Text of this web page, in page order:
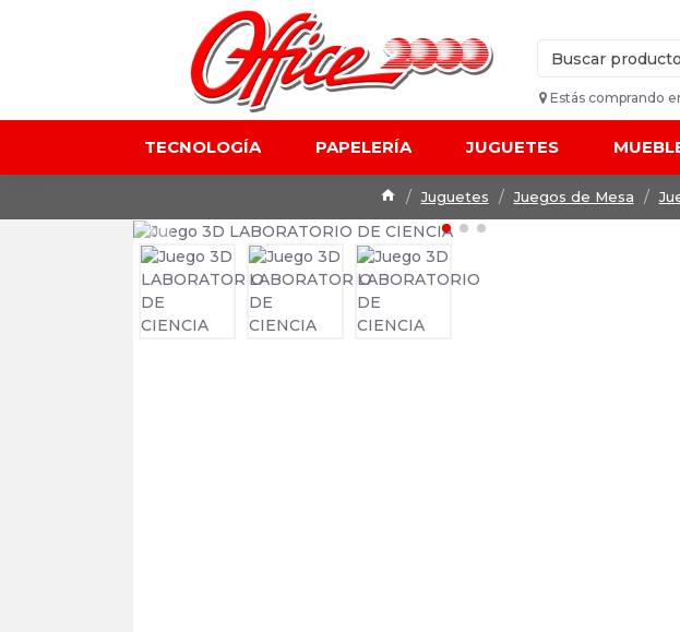
Estás comprando
TECNOLOGÍA PAPELERÍA JUGUETES
Juguetes Juegos de Mesa